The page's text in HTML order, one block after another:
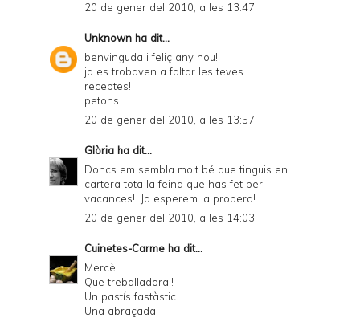
20 de gener del 2010, a les 13:47
Unknown ha dit...
benvinguda i feliç any nou!
ja es trobaven a faltar les teves
receptes!
petons
20 de gener del 2010, a les 13:57
Glòria ha dit...
Doncs em sembla molt bé que tinguis en
cartera tota la feina que has fet per
vacances!. Ja esperem la propera!
20 de gener del 2010, a les 14:03
Cuinetes-Carme ha dit...
Mercè,
Que treballadora!!
Un pastís fastàstic.
Una abraçada,